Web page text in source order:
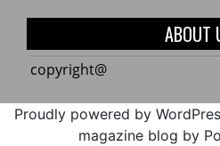
ABOUT
copyright@
Proudly powered by
magazine blog by